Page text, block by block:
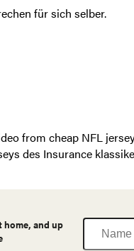
für sich selber.
from cheap NFL
des Insurance
home, and up
Name